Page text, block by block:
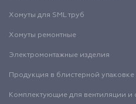
Хомуты для SML труб
Хомуты ремонтные
Электромонтажные изделия
Продукция в блистерной упаковке
Комплектующие для вентиляции и